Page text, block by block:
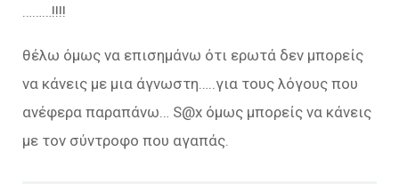
………!!!!
θέλω όμως να επισημάνω ότι ερωτά δεν μπορείς
να κάνεις με μια άγνωστη…..για τους λόγους που
ανέφερα παραπάνω… S@x όμως μπορείς να κάνεις
με τον σύντροφο που αγαπάς.